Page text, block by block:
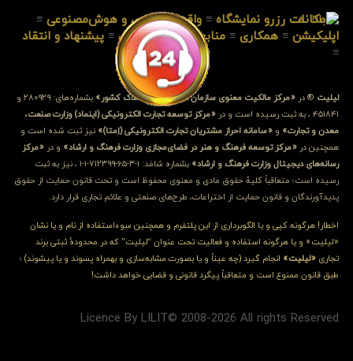
≡امکانات رزرو نمایشگاه ≡ واقعیت‌مجازی و هوش‌مصنوعی ≡
اپلیکیشن ≡ همکاری ≡ منابع‌مطالب≡قوانین ≡ پیشنهاد و انتقاد
≡
لیلیت ® در «مرکز مالکیت معنوی سازمان ثبت اسناد و املاک کشور»
بشماره‌های: ۲۸۰۹۲۹ و
۴۵۱۸۴۱ ، به ثبت رسیده است و در
«مرکز توسعه تجارت الکترونیکی (اینماد) وزارت صنعت،
معدن و تجارت» و «سامانه احراز مشتریان تجارت الکترونیکی (اِمتا)» نیز ثبت شده است و
همچنین در «مرکز توسعه فرهنگ و هنر در فضای‌مجازی وزارت فرهنگ و ارشاد» و در «مرکز
رسانه‌های دیجیتال وزارت فرهنگ و ارشاد»
بشماره شامَد: ۱-۳-۶۵-۷۱۲۳۹۹-۱-۱ ، نیز به ثبت
رسیده است؛ متعاقباً کلیهٔ حقوق مادی و معنوی محفوظ است و تحت قانون حمایت از حقوق
پدیدآورندگان و قانون حمایت از اختراعات، طرح‌های صنعتی و علائم تجاری قرار دارد.
اخطار! هرگونه کپی و یا الگوبرداری از این پلتفرم و همچنین سوءاستفاده از نام و یا نشان
«لیلیت» و یا هرگونه استفاده و فعالیت تحت عنوان “لیلیت” که در محدودهٔ ثبتی برند
تجاری «لیلیت» انجام گیرد (چه عیناً و یا بصورت مشابه‌سازی و بهمراه پسوند و یا پیشوند) ؛
طبق قانون ممنوع است و متعاقباً پیگرد قانونی و قضایی خواهد داشت!
Licence By LILIT© 2008-2026 All rights Reserved